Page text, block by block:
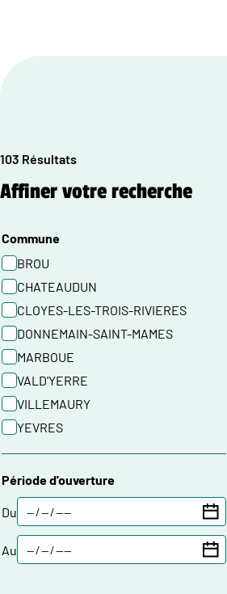
103 Résultats
Affiner votre recherche
Commune
BROU
CHATEAUDUN
CLOYES-LES-TROIS-RIVIERES
DONNEMAIN-SAINT-MAMES
MARBOUE
VALD'YERRE
VILLEMAURY
YEVRES
Période d'ouverture
Du
Au